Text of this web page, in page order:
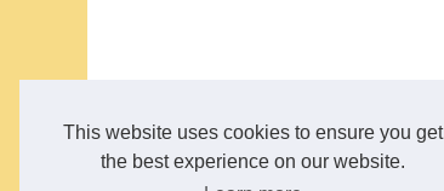
This website uses cookies to ensure you get
the best experience on our website.